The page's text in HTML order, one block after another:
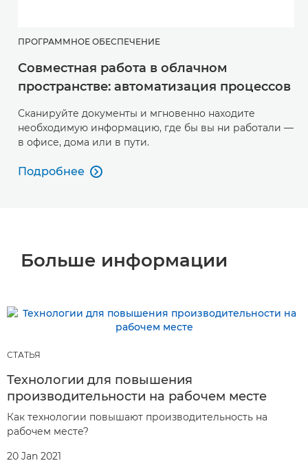
ПРОГРАММНОЕ ОБЕСПЕЧЕНИЕ
Совместная работа в облачном
пространстве: автоматизация процессов
Сканируйте документы и мгновенно находите
необходимую информацию, где бы вы ни работали —
в офисе, дома или в пути.
Подробнее
Подробнее

Больше информации
СТАТЬЯ
Технологии для повышения
производительности на рабочем месте
Как технологии повышают производительность на
рабочем месте?
20 Jan 2021